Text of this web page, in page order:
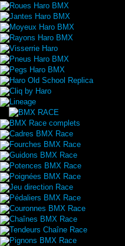
Roues Haro BMX
Jantes Haro BMX
Moyeux Haro BMX
Rayons Haro BMX
Visserrie Haro
Pneus Haro BMX
Pegs Haro BMX
Haro Old School Replica
Cliq by Haro
Lineage
BMX Race complets
Cadres BMX Race
Fourches BMX Race
Guidons BMX Race
Potences BMX Race
Poignées BMX Race
Jeu direction Race
Pédaliers BMX Race
Couronnes BMX Race
Chaînes BMX Race
Tendeurs Chaîne Race
Pignons BMX Race